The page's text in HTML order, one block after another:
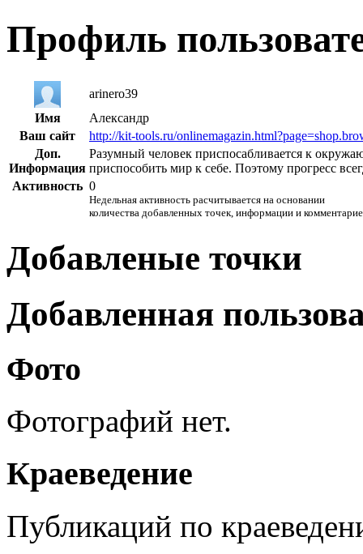
Профиль
arinero39
Имя
Александр
Ваш сайт
http://kit-tools.ru/
Доп.
Информация
Разумный человек приспосабливается к
приспособить мир к себе. Поэтому прогресс
Активность 0
Недельная активность расчитывается на основании
количества добавленных точек, информации и
Добавленые точки
Добавленная
Фото
Фотографий нет.
Краеведение
Публикаций по